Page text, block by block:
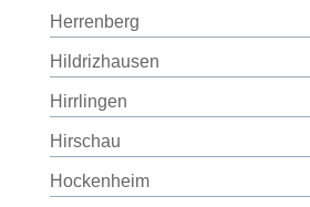
Herrenberg
Hildrizhausen
Hirrlingen
Hirschau
Hockenheim